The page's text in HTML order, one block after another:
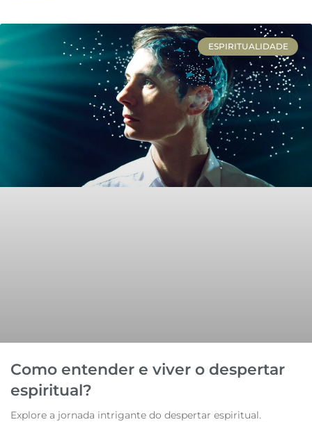
ESPIRITUALIDADE
Como entender e viver o despertar
espiritual?
Explore a jornada intrigante do despertar espiritual.